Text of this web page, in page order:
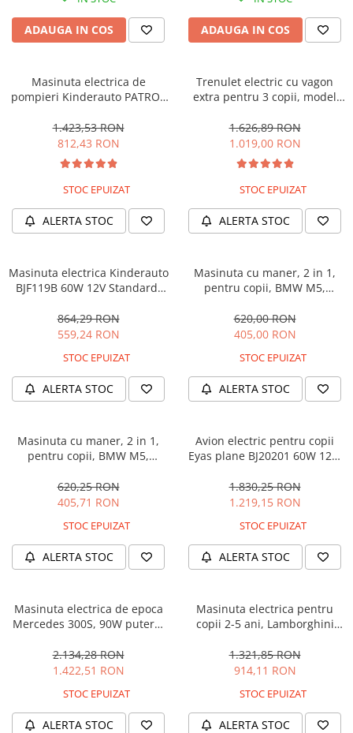
ADAUGA IN COS ADAUGA IN COS
Masinuta electrica de
pompieri Kinderauto PATROL
1.423,53 RON
812,43 RON
STOC EPUIZAT
ALERTA STOC
Trenulet electric cu vagon
extra pentru 3 copii, model
music player, albastru
1.626,89 RON
1.019,00 RON
STOC EPUIZAT
ALERTA STOC
Masinuta electrica Kinderauto
BJF119B 60W 12V Standard,
864,29 RON
559,24 RON
STOC EPUIZAT
ALERTA STOC
Masinuta cu maner, 2 in 1,
pentru copii, BMW M5,
620,00 RON
405,00 RON
STOC EPUIZAT
ALERTA STOC
Masinuta cu maner, 2 in 1,
pentru copii, BMW M5,
620,25 RON
405,71 RON
STOC EPUIZAT
ALERTA STOC
Avion electric pentru copii
Eyas plane BJ20201 60W 12V,
1.830,25 RON
1.219,15 RON
STOC EPUIZAT
ALERTA STOC
Masinuta electrica de epoca
Mercedes 300S, 90W putere,
2.134,28 RON
1.422,51 RON
STOC EPUIZAT
ALERTA STOC
Masinuta electrica pentru
copii 2-5 ani, Lamborghini
12V, galbena
1.321,85 RON
914,11 RON
STOC EPUIZAT
ALERTA STOC